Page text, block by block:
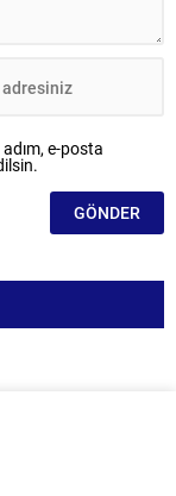
e-posta